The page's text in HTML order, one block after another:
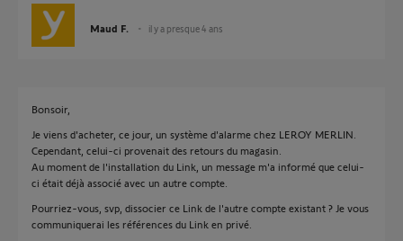
Maud F. il y a presque 4 ans
Bonsoir,
Je viens d'acheter, ce jour, un système d'alarme chez LEROY MERLIN.
Cependant, celui-ci provenait des retours du magasin.
Au moment de l'installation du Link, un message m'a informé que celui-
ci était déjà associé avec un autre compte.
Pourriez-vous, svp, dissocier ce Link de l'autre compte existant ? Je vous
communiquerai les références du Link en privé.